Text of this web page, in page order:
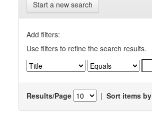
Start a new search
Add filters:
Use filters to refine the search results.
Results/Page | Sort items by